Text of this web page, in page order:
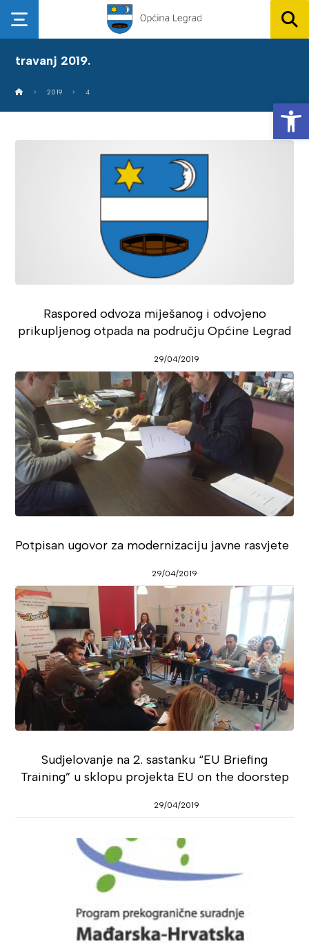
travanj 2019.
2019 4
Raspored odvoza miješanog i odvojeno
prikupljenog otpada na području Općine Legrad
29/04/2019
Potpisan ugovor za modernizaciju javne rasvjete
29/04/2019
Sudjelovanje na 2. sastanku “EU Briefing
Training” u sklopu projekta EU on the doorstep
29/04/2019